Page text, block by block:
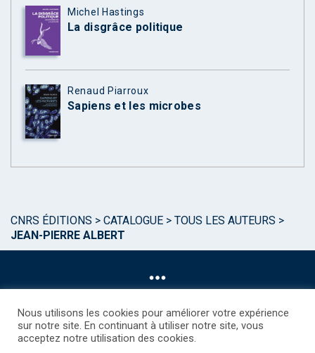
Michel Hastings
La disgrâce politique
Renaud Piarroux
Sapiens et les microbes
CNRS ÉDITIONS > CATALOGUE > TOUS LES AUTEURS >
JEAN-PIERRE ALBERT
©CNRS EDITIONS 2025
Nous utilisons les cookies pour améliorer votre expérience
sur notre site. En continuant à utiliser notre site, vous
acceptez notre utilisation des cookies.